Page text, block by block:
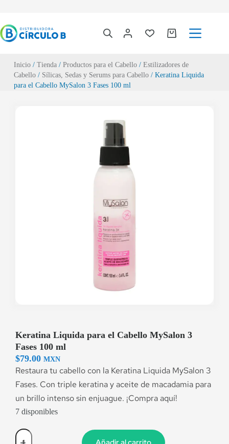
Inicio/ Tienda/ Productos para el Cabello/ Estilizadores de
Cabello/ Sílicas, Sedas y Serums para Cabello/ Keratina Liquida
para el Cabello MySalon 3 Fases 100 ml
Keratina Liquida para el Cabello MySalon 3
Fases 100 ml
$79.00 MXN
Restaura tu cabello con la Keratina Liquida MySalon 3
Fases. Con triple keratina y aceite de macadamia para
un brillo intenso sin enjuague. ¡Compra aquí!
7 disponibles